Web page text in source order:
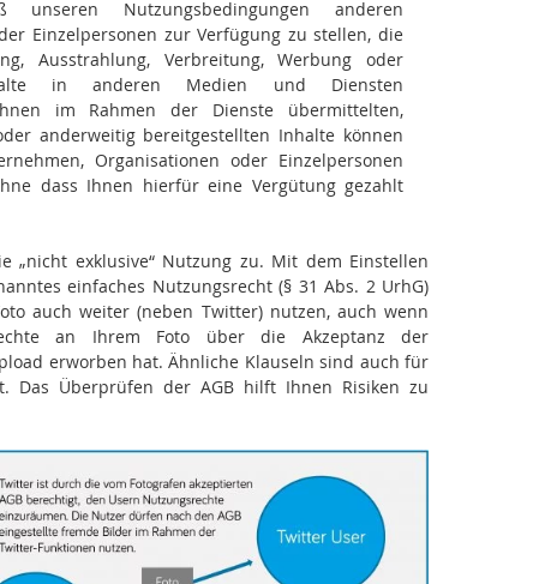
unseren Nutzungsbedingungen anderen
Einzelpersonen zur Verfügung zu stellen, die
Ausstrahlung, Verbreitung, Werbung oder
in anderen Medien und Diensten
im Rahmen der Dienste übermittelten,
anderweitig bereitgestellten Inhalte können
Organisationen oder Einzelpersonen
dass Ihnen hierfür eine Vergütung gezahlt
„nicht exklusive“ Nutzung zu. Mit dem Einstellen
einfaches Nutzungsrecht (§ 31 Abs. 2 UrhG)
auch weiter (neben Twitter) nutzen, auch wenn
an Ihrem Foto über die Akzeptanz der
erworben hat. Ähnliche Klauseln sind auch für
Das Überprüfen der AGB hilft Ihnen Risiken zu